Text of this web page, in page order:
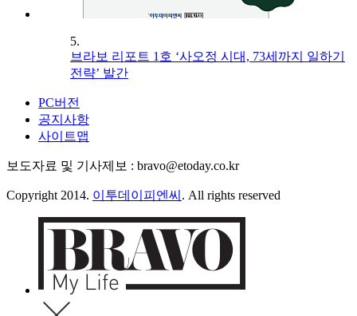
5.
브라보 리포트 1호 ‘사오정 시대, 73세까지 일하기
전략’ 발간
PC버전
공지사항
사이트맵
보도자료 및 기사제보 : bravo@etoday.co.kr
Copyright 2014. 이투데이피엔씨 . All rights reserved